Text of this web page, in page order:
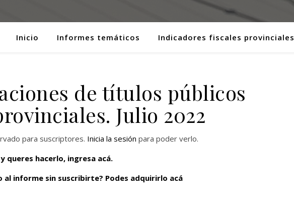
Inicio Informes temáticos Indicadores fiscales provinciales
de títulos públicos
Julio 2022
para suscriptores. Inicia la sesión para poder verlo.
queres hacerlo, ingresa acá.
al informe sin suscribirte? Podes adquirirlo acá